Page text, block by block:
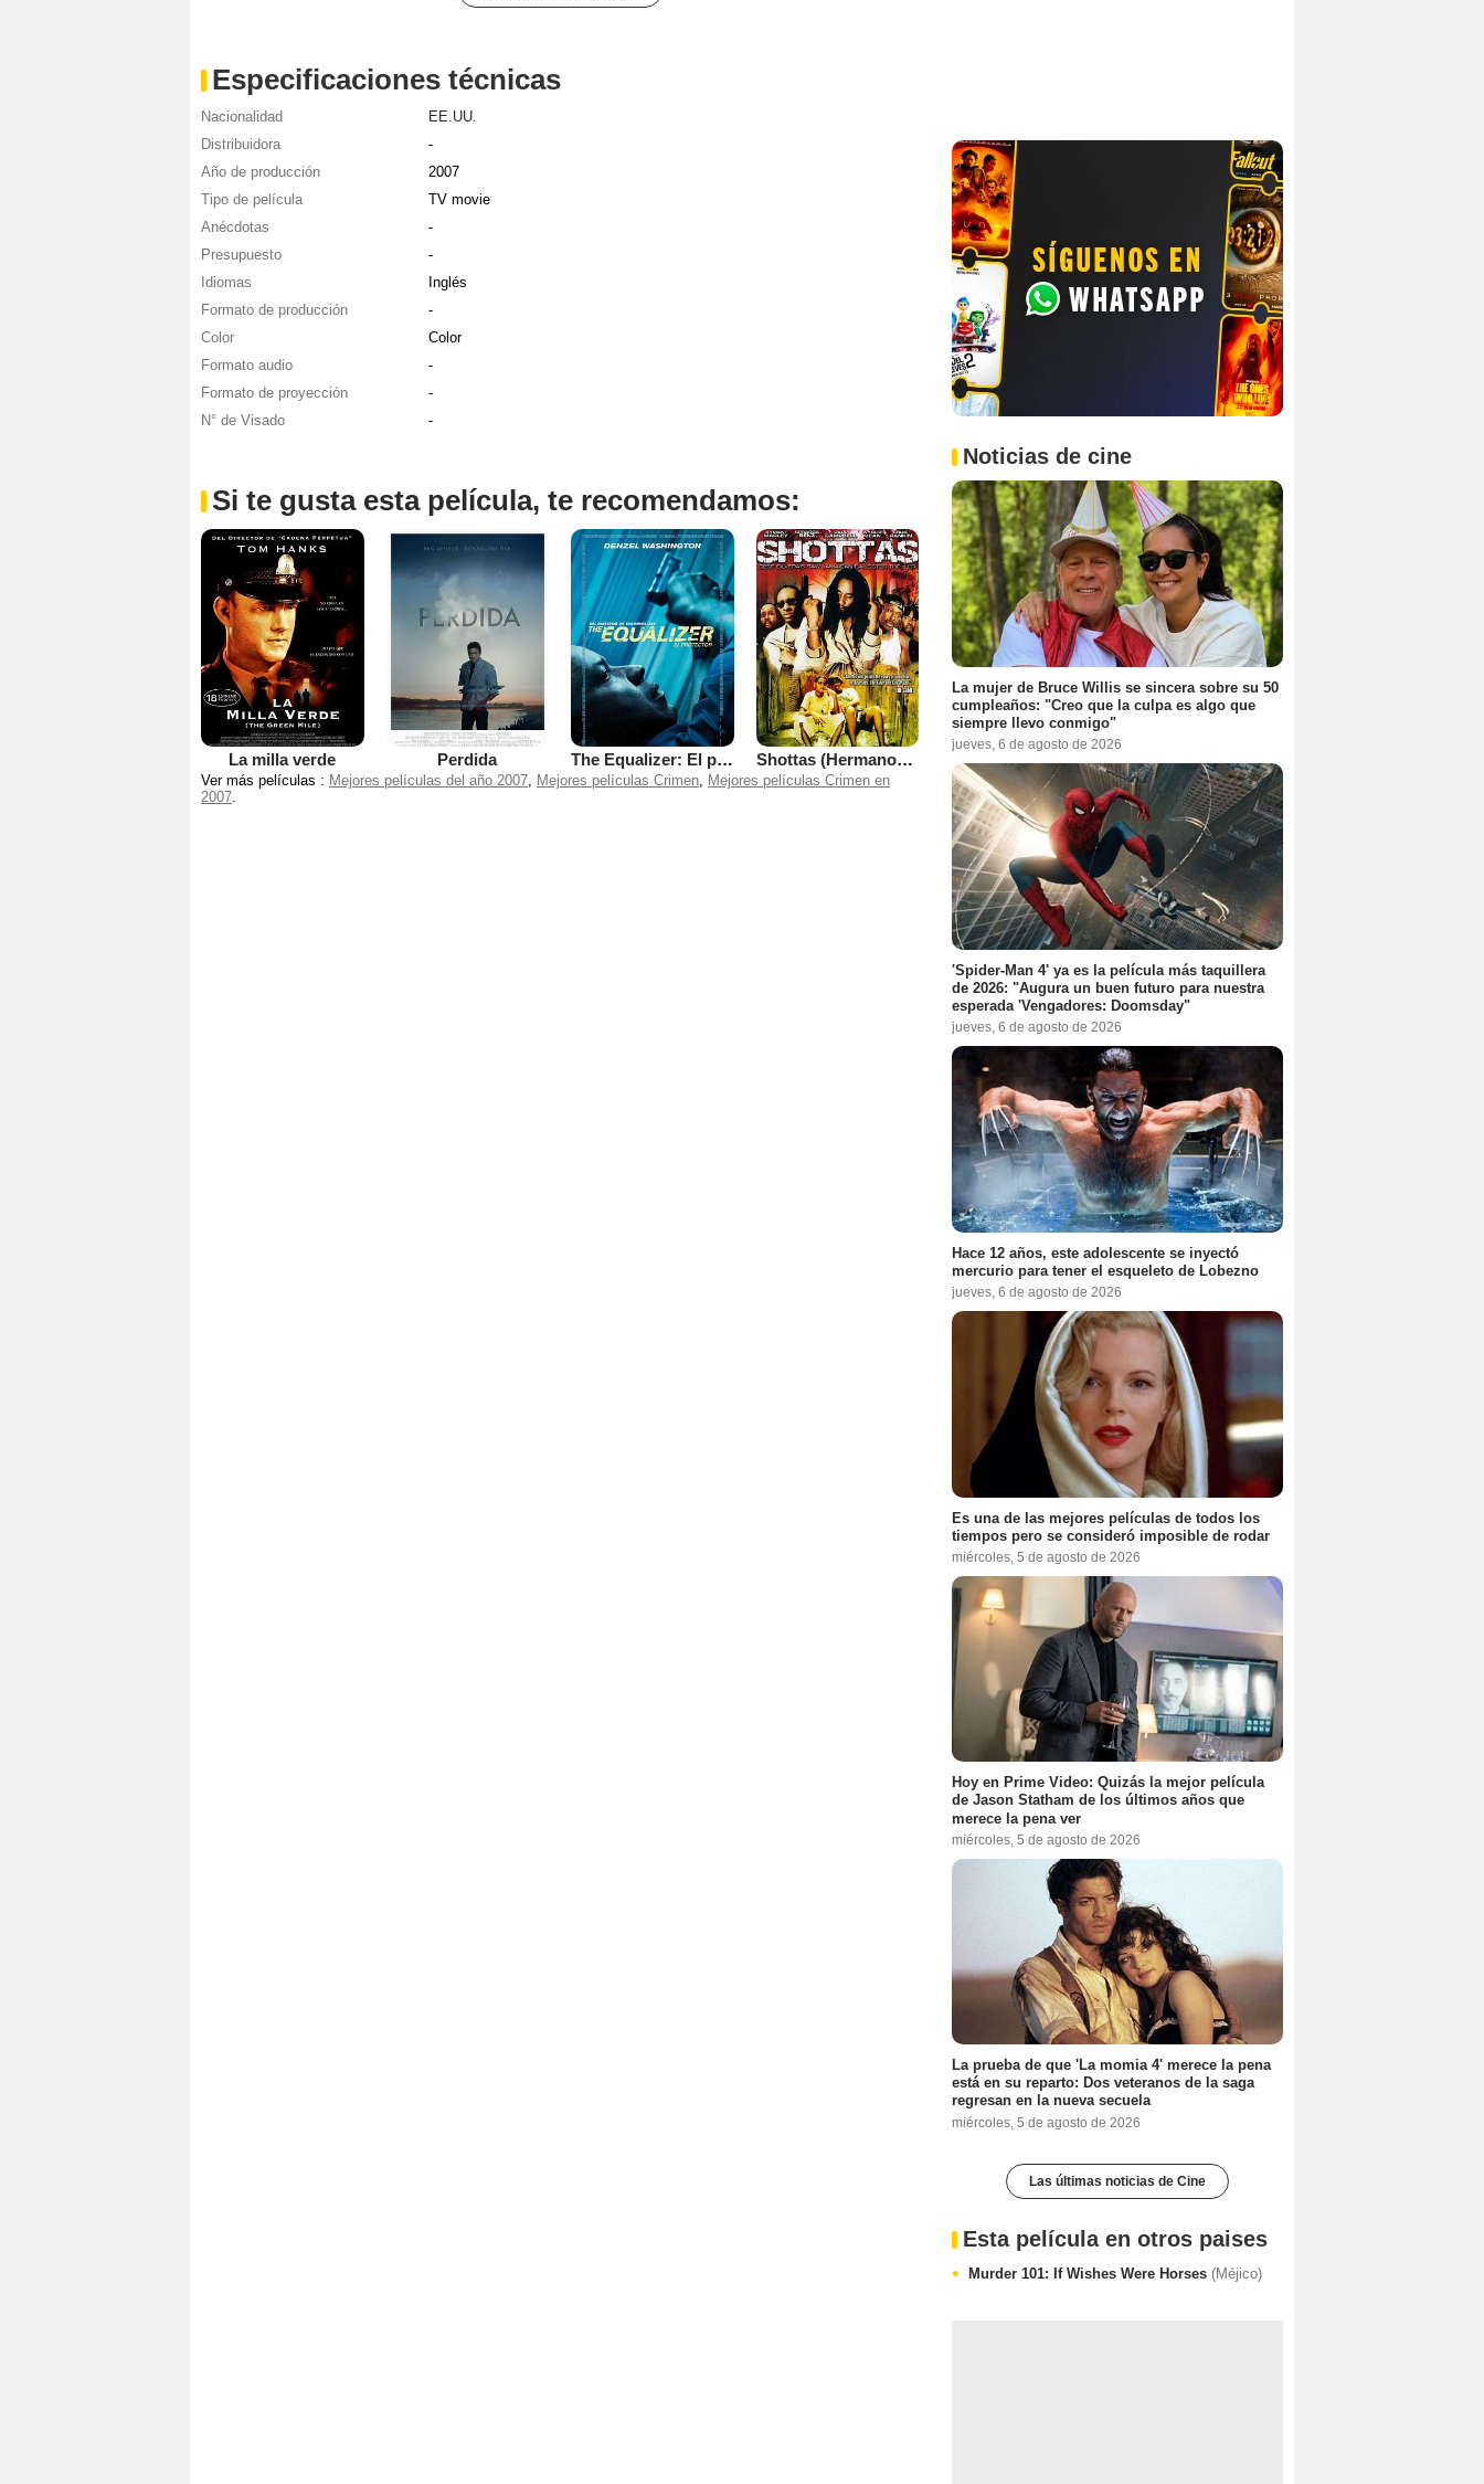
Especificaciones técnicas
Nacionalidad
EE.UU.
Distribuidora
-
Año de producción
2007
Tipo de película
TV movie
Anécdotas
-
Presupuesto
-
Idiomas
Inglés
Formato de producción
-
Color
Color
Formato audio
-
Formato de proyección
-
N° de Visado
-
Si te gusta esta película, te recomendamos:
La milla verde Perdida The Equalizer: El protector Shottas (Hermanos en el crimen)
Ver más películas : Mejores películas del año 2007 Mejores películas Crimen Mejores películas Crimen en
2007
Noticias de cine
La mujer de Bruce Willis se sincera sobre su 50
cumpleaños: "Creo que la culpa es algo que
siempre llevo conmigo"
jueves, 6 de agosto de 2026
'Spider-Man 4' ya es la película más taquillera
de 2026: "Augura un buen futuro para nuestra
esperada 'Vengadores: Doomsday"
jueves, 6 de agosto de 2026
Hace 12 años, este adolescente se inyectó
mercurio para tener el esqueleto de Lobezno
jueves, 6 de agosto de 2026
Es una de las mejores películas de todos los
tiempos pero se consideró imposible de rodar
miércoles, 5 de agosto de 2026
Hoy en Prime Video: Quizás la mejor película
de Jason Statham de los últimos años que
merece la pena ver
miércoles, 5 de agosto de 2026
La prueba de que 'La momia 4' merece la pena
está en su reparto: Dos veteranos de la saga
regresan en la nueva secuela
miércoles, 5 de agosto de 2026
Las últimas noticias de Cine
Esta película en otros paises
Murder 101: If Wishes Were Horses (Méjico)